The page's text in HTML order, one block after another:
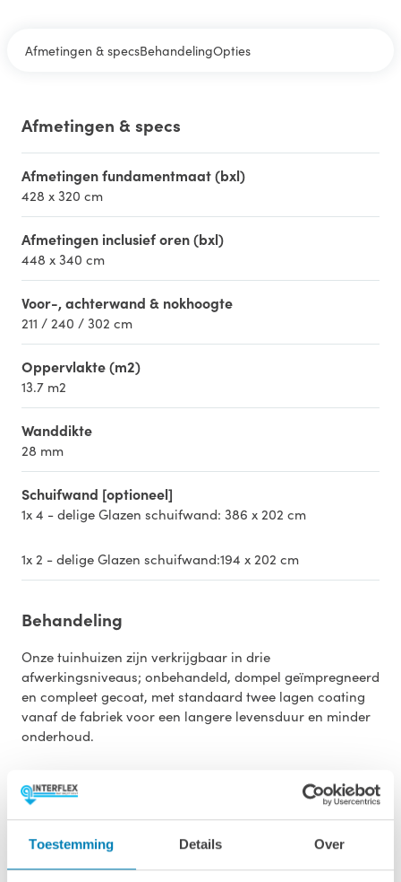
Toestemming Details Over
Afmetingen & specsBehandelingOpties
Afmetingen & specs
Afmetingen fundamentmaat (bxl)
428 x 320 cm
Afmetingen inclusief oren (bxl)
448 x 340 cm
Voor-, achterwand & nokhoogte
211 / 240 / 302 cm
Oppervlakte (m2)
13.7 m2
Wanddikte
28 mm
Schuifwand [optioneel]
1x 4 - delige Glazen schuifwand: 386 x 202 cm
1x 2 - delige Glazen schuifwand:194 x 202 cm
Behandeling
Onze tuinhuizen zijn verkrijgbaar in drie
afwerkingsniveaus; onbehandeld, dompel geïmpregneerd
en compleet gecoat, met standaard twee lagen coating
vanaf de fabriek voor een langere levensduur en minder
onderhoud.
Opties
Dakbedekking